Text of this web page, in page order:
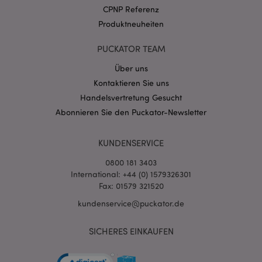
CPNP Referenz
Produktneuheiten
PUCKATOR TEAM
Über uns
Kontaktieren Sie uns
Handelsvertretung Gesucht
Abonnieren Sie den Puckator-Newsletter
KUNDENSERVICE
0800 181 3403
International: +44 (0) 1579326301
Fax: 01579 321520
kundenservice@puckator.de
SICHERES EINKAUFEN
mage-cache-storage-section-
invalidation
Datenschutzbestimmungen von Google